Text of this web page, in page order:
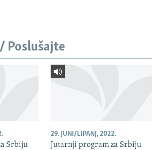
Poslušajte
Srbiju
29. JUNI/LIPANJ, 2022.
Jutarnji program za Srbiju